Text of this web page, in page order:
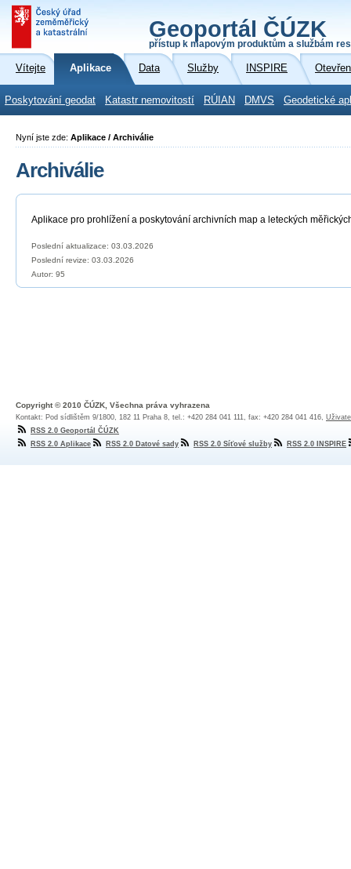
Geoportál ČÚZK
přístup k mapovým produktům a službám
Vítejte Aplikace Data Služby INSPIRE
Poskytování geodat Katastr nemovitostí RÚIAN DMVS Geodetické
Nyní jste zde: Aplikace / Archiválie
Archiválie
Aplikace pro prohlížení a poskytování archivních map a leteckých
Poslední aktualizace: 03.03.2026
Poslední revize: 03.03.2026
Autor: 95
Copyright © 2010 ČÚZK, Všechna práva vyhrazena
Kontakt: Pod sídlištěm 9/1800, 182 11 Praha 8, tel.: +420 284 041 111, fax: +420 284 041 416,
RSS 2.0 Geoportál ČÚZK
RSS 2.0 Aplikace
RSS 2.0 Datové sady RSS 2.0 Síťové služby RSS 2.0 INSPIRE